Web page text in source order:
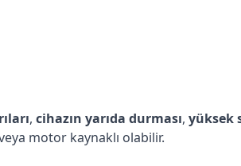
, cihazın yarıda durması, yüksek
motor kaynaklı olabilir.